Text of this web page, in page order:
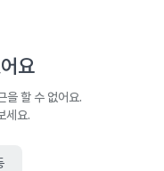
요
을 할 수 없어요.
세요.